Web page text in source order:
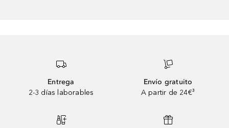
Entrega
2-3 días laborables
Envío gratuito
A partir de 24€³